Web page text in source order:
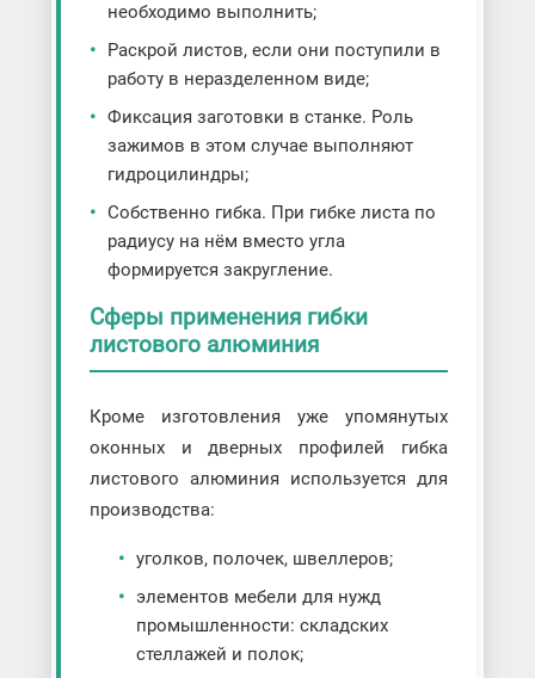
необходимо выполнить;
Раскрой листов, если они поступили в
работу в неразделенном виде;
Фиксация заготовки в станке. Роль
зажимов в этом случае выполняют
гидроцилиндры;
Собственно гибка. При гибке листа по
радиусу на нём вместо угла
формируется закругление.
Сферы применения гибки
листового алюминия
Кроме изготовления уже упомянутых
оконных и дверных профилей гибка
листового алюминия используется для
производства:
уголков, полочек, швеллеров;
элементов мебели для нужд
промышленности: складских
стеллажей и полок;